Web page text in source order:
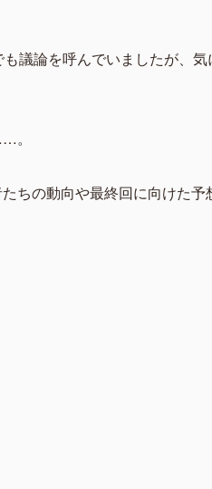
議論を呼んでいましたが、気
。
ちの動向や最終回に向けた